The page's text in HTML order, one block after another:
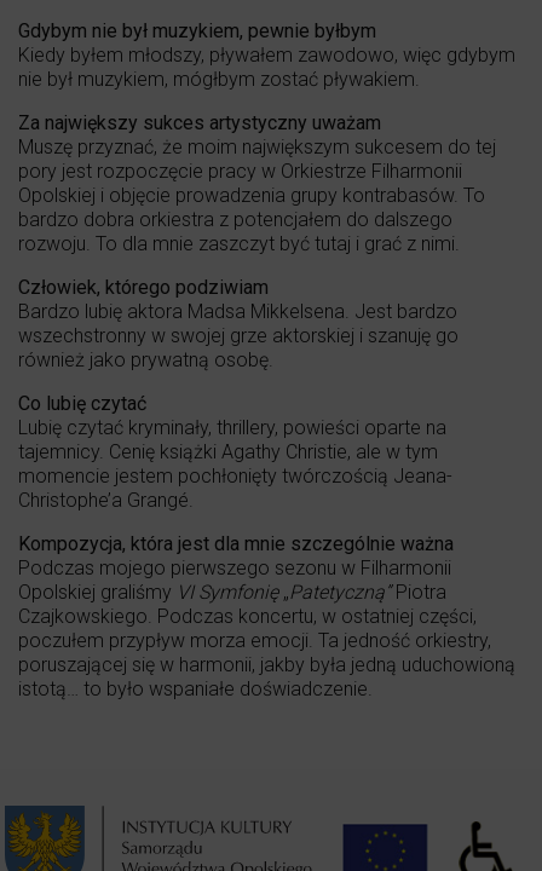
Gdybym nie był muzykiem, pewnie byłbym
Kiedy byłem młodszy, pływałem zawodowo, więc gdybym
nie był muzykiem, mógłbym zostać pływakiem.
Za największy sukces artystyczny uważam
Muszę przyznać, że moim największym sukcesem do tej
pory jest rozpoczęcie pracy w Orkiestrze Filharmonii
Opolskiej i objęcie prowadzenia grupy kontrabasów. To
bardzo dobra orkiestra z potencjałem do dalszego
rozwoju. To dla mnie zaszczyt być tutaj i grać z nimi.
Człowiek, którego podziwiam
Bardzo lubię aktora Madsa Mikkelsena. Jest bardzo
wszechstronny w swojej grze aktorskiej i szanuję go
również jako prywatną osobę.
Co lubię czytać
Lubię czytać kryminały, thrillery, powieści oparte na
tajemnicy. Cenię książki Agathy Christie, ale w tym
momencie jestem pochłonięty twórczością Jeana-
Christophe’a Grangé.
Kompozycja, która jest dla mnie szczególnie ważna
Podczas mojego pierwszego sezonu w Filharmonii
Opolskiej graliśmy VI Symfonię„Patetyczną”Piotra
Czajkowskiego. Podczas koncertu, w ostatniej części,
poczułem przypływ morza emocji. Ta jedność orkiestry,
poruszającej się w harmonii, jakby była jedną uduchowioną
istotą… to było wspaniałe doświadczenie.